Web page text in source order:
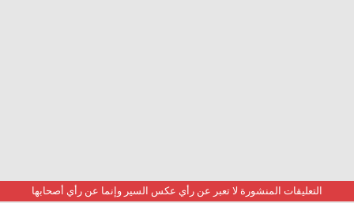
التعليقات المنشورة لا تعبر عن رأي عكس السير وإنما عن رأي أصحابها